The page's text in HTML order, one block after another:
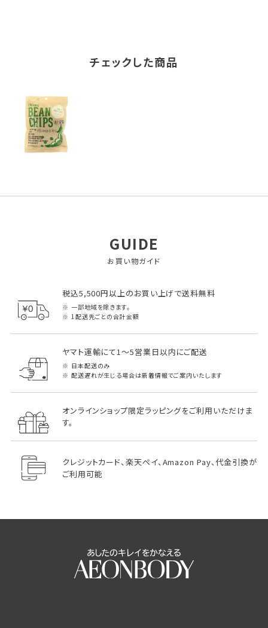
チェックした商品
GUIDE
お買い物ガイド
税込5,500円以上のお買い上げで送料無料
一部地域を除きます。
1配送先ごとの合計金額
ヤマト運輸にて1～5営業日以内にご配送
日本配送のみ
配送遅れが生じる場合は新着情報でご案内いたします
オンラインショップ限定ラッピングをご利用いただけま
す。
クレジットカード、楽天ペイ、Amazon Pay、代金引換が
ご利用可能